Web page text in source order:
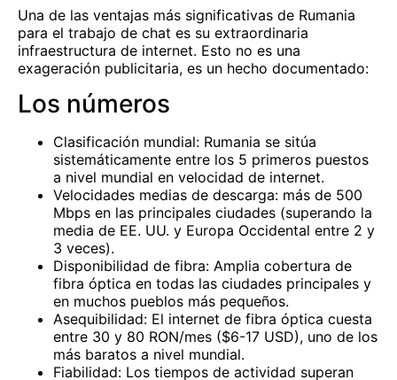
Una de las ventajas más significativas de Rumania
para el trabajo de chat es su extraordinaria
infraestructura de internet. Esto no es una
exageración publicitaria, es un hecho documentado:
Los números
Clasificación mundial: Rumania se sitúa
sistemáticamente entre los 5 primeros puestos
a nivel mundial en velocidad de internet.
Velocidades medias de descarga: más de 500
Mbps en las principales ciudades (superando la
media de EE. UU. y Europa Occidental entre 2 y
3 veces).
Disponibilidad de fibra: Amplia cobertura de
fibra óptica en todas las ciudades principales y
en muchos pueblos más pequeños.
Asequibilidad: El internet de fibra óptica cuesta
entre 30 y 80 RON/mes ($6-17 USD), uno de los
más baratos a nivel mundial.
Fiabilidad: Los tiempos de actividad superan